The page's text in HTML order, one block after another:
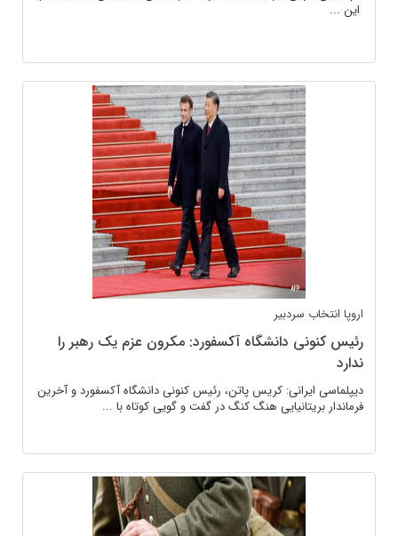
این ...
اروپا انتخاب سردبیر
رئیس کنونی دانشگاه آکسفورد: مکرون عزم یک رهبر را
ندارد
دیپلماسی ایرانی: کریس پاتن، رئیس کنونی دانشگاه آکسفورد و آخرین
فرماندار بریتانیایی هنگ کنگ در گفت و گویی کوتاه با ...